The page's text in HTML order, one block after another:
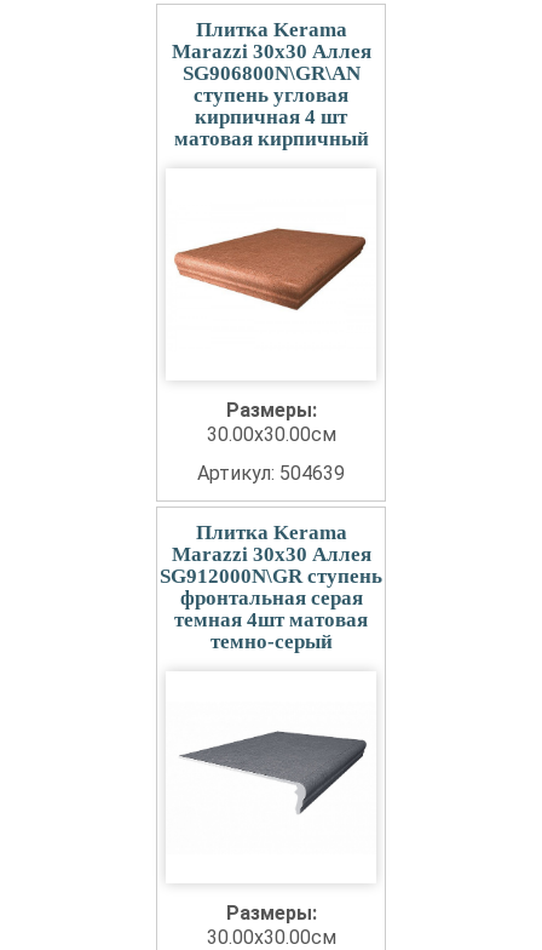
Плитка Kerama
Marazzi 30x30 Аллея
SG906800N\GR\AN
ступень угловая
кирпичная 4 шт
матовая кирпичный
Размеры:
30.00x30.00см
Артикул: 504639
Плитка Kerama
Marazzi 30x30 Аллея
SG912000N\GR ступень
фронтальная серая
темная 4шт матовая
темно-серый
Размеры:
30.00x30.00см